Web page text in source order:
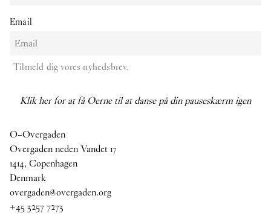
Email
Tilmeld dig vores nyhedsbrev.
Klik her for at få Oerne til at danse på din pauseskærm igen
O–Overgaden
Overgaden neden Vandet 17
1414, Copenhagen
Denmark
overgaden@overgaden.org
+45 3257 7273